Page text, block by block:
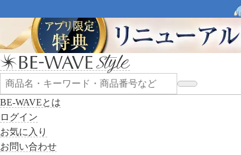
BE-WAVEとは
ログイン
お気に入り
お問い合わせ